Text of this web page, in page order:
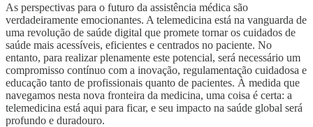
As perspectivas para o futuro da assistência médica são
verdadeiramente emocionantes. A telemedicina está na vanguarda de
uma revolução de saúde digital que promete tornar os cuidados de
saúde mais acessíveis, eficientes e centrados no paciente. No
entanto, para realizar plenamente este potencial, será necessário um
compromisso contínuo com a inovação, regulamentação cuidadosa e
educação tanto de profissionais quanto de pacientes. À medida que
navegamos nesta nova fronteira da medicina, uma coisa é certa: a
telemedicina está aqui para ficar, e seu impacto na saúde global será
profundo e duradouro.